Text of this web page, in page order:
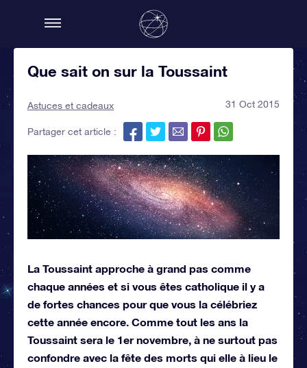
Que sait on sur la Toussaint
Astuces et cadeaux 31 Oct 2015
Partager cet article :
La Toussaint approche à grand pas comme
chaque années et si vous êtes catholique il y a
de fortes chances pour que vous la célébriez
cette année encore. Comme tout les ans la
Toussaint sera le 1er novembre, à ne surtout pas
confondre avec la fête des morts qui elle à lieu le